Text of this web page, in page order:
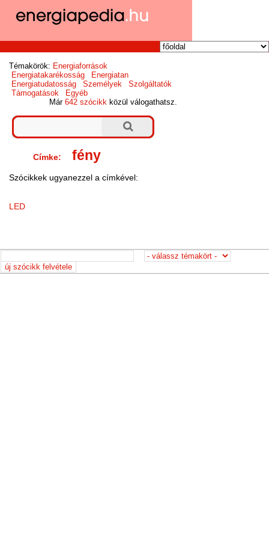
Témakörök: Energiaforrások
Energiatakarékosság
Energiatan
Energiatudatosság
Személyek
Szolgáltatók
Támogatások
Egyéb
Már642 szócikk közül válogathatsz.
Címke: fény
Szócikkek ugyanezzel a címkével:
LED